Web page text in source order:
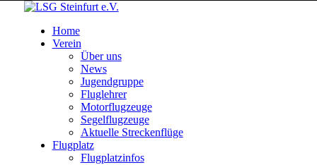
Home
Verein
Über uns
News
Jugendgruppe
Fluglehrer
Motorflugzeuge
Segelflugzeuge
Aktuelle Streckenflüge
Flugplatz
Flugplatzinfos